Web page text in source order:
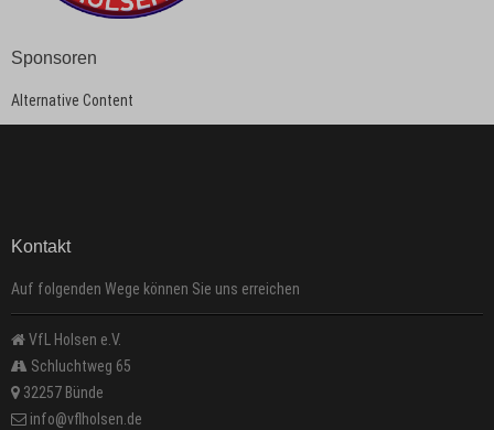
Sponsoren
Alternative Content
Kontakt
Auf folgenden Wege können Sie uns erreichen
VfL Holsen e.V.
Schluchtweg 65
32257 Bünde
info@vflholsen.de